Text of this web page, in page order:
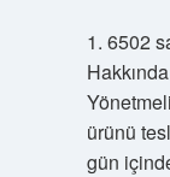
1. 6502
ürünü
gün